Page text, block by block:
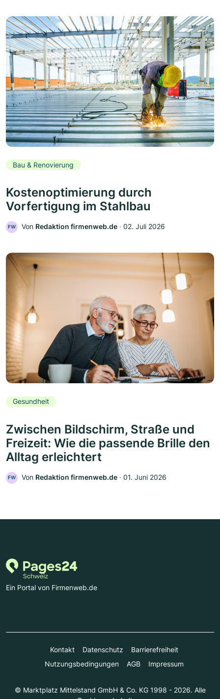
Bau & Renovierung
Kostenoptimierung durch
Vorfertigung im Stahlbau
FW Von Redaktion firmenweb.de ‧ 02. Juli 2026
Gesundheit
Zwischen Bildschirm, Straße und
Freizeit: Wie die passende Brille den
Alltag erleichtert
FW Von Redaktion firmenweb.de ‧ 01. Juni 2026
Ein Portal von Firmenweb.de
Kontakt Datenschutz
Barrierefreiheit
Nutzungsbedingungen
AGB Impressum
© Marktplatz Mittelstand GmbH & Co. KG 1998 - 2026. Alle